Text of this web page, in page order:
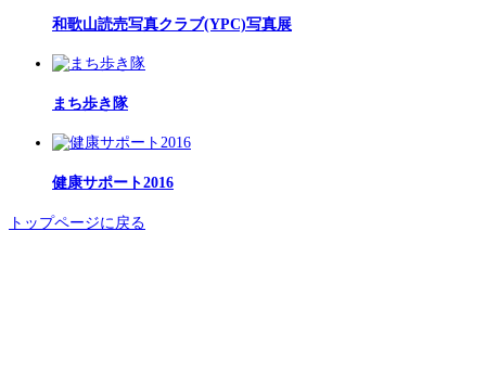
和歌山読売写真クラブ(YPC)写真展
まち歩き隊
健康サポート2016
トップページに戻る